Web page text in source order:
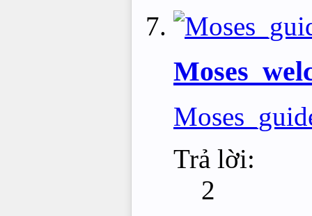
Trả lời:
2